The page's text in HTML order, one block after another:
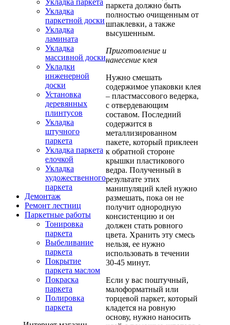
Укладка паркета
Укладка
паркетной доски
Укладка
ламината
Укладка
массивной доски
Укладки
инженерной
доски
Установка
деревянных
плинтусов
Укладка
штучного
паркета
Укладка паркета
елочкой
Укладка
художественного
паркета
Демонтаж
Ремонт лестниц
Паркетные работы
Тонировка
паркета
Выбеливание
паркета
Покрытие
паркета маслом
Покраска
паркета
Полировка
паркета
паркета должно быть
полностью очищенным от
шпаклевки, а также
высушенным.
Приготовление и
нанесение клея
Нужно смешать
содержимое упаковки клея
– пластмассового ведерка,
с отвердевающим
составом. Последний
содержится в
металлизированном
пакете, который приклеен
к обратной стороне
крышки пластикового
ведра. Полученный в
результате этих
манипуляций клей нужно
размешать, пока он не
получит однородную
консистенцию и он
должен стать ровного
цвета. Хранить эту смесь
нельзя, ее нужно
использовать в течении
30-45 минут.
Если у вас поштучный,
малоформатный или
торцевой паркет, который
кладется на ровную
основу, нужно наносить